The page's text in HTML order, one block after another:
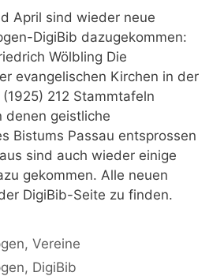
April sind wieder neue
DigiBib dazugekommen:
Wölbling Die
evangelischen Kirchen in der
212 Stammtafeln
denen geistliche
Bistums Passau entsprossen
sind auch wieder einige
gekommen. Alle neuen
DigiBib-Seite zu finden.
,Vereine
, DigiBib